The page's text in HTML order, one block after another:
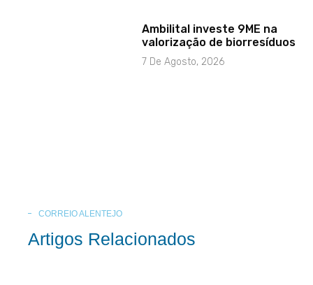
Ambilital investe 9ME na
valorização de biorresíduos
7 De Agosto, 2026
CORREIO ALENTEJO
Artigos Relacionados